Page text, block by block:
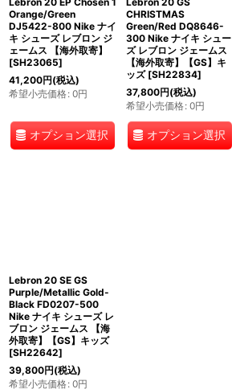
Orange/Green
DJ5422-800 Nike ナイ
キ シューズ レブロン ジ
ェームス 【海外取寄】
[SH23065]
41,200円(税込)
希望小売価格: 0円
オプション選択
CHRISTMAS
Green/Red DQ8646-
300 Nike ナイキ シュー
ズ レブロン ジェームス
【海外取寄】【GS】キ
ッズ [SH22834]
37,800円(税込)
希望小売価格: 0円
オプション選択
Lebron 20 SE GS
Purple/Metallic Gold-
Black FD0207-500
Nike ナイキ シューズ レ
ブロン ジェームス 【海
外取寄】【GS】キッズ
[SH22642]
39,800円(税込)
希望小売価格: 0円